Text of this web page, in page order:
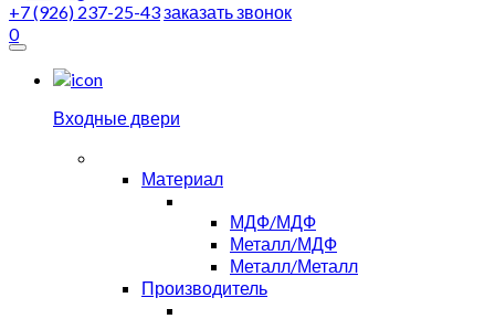
+7 (926) 237-25-43заказать звонок
0
Входные двери
Материал
МДФ/МДФ
Металл/МДФ
Металл/Металл
Производитель